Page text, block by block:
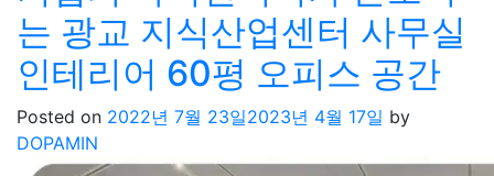
는 광교 지식산업센터 사무실
인테리어 60평 오피스 공간
Posted on 2022년 7월 23일2023년 4월 17일 by
DOPAMIN